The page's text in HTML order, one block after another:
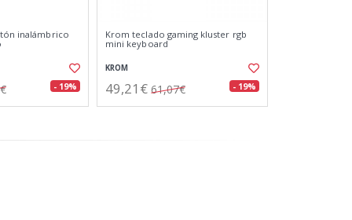
inalámbrico
- 19%
Krom teclado gaming kluster rgb
mini keyboard
KROM
49,21€ 61,07€ - 19%